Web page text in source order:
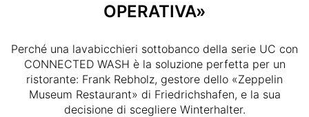
OPERATIVA»
Perché una lavabicchieri sottobanco della serie UC con
CONNECTED WASH è la soluzione perfetta per un
ristorante: Frank Rebholz, gestore dello «Zeppelin
Museum Restaurant» di Friedrichshafen, e la sua
decisione di scegliere Winterhalter.